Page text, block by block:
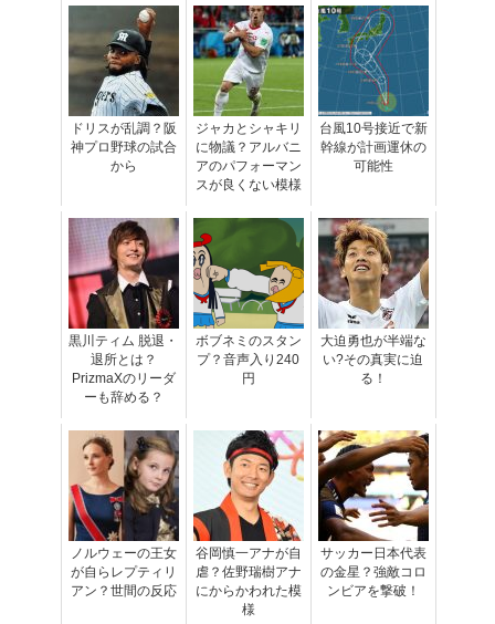
ドリスが乱調？阪
神プロ野球の試合
から
ジャカとシャキリ
に物議？アルバニ
アのパフォーマン
スが良くない模様
台風10号接近で新
幹線が計画運休の
可能性
黒川ティム 脱退・
退所とは？
PrizmaXのリーダ
ーも辞める？
ボブネミのスタン
プ？音声入り240
円
大迫勇也が半端な
い?その真実に迫
る！
ノルウェーの王女
が自らレプティリ
アン？世間の反応
谷岡慎一アナが自
虐？佐野瑞樹アナ
にからかわれた模
様
サッカー日本代表
の金星？強敵コロ
ンビアを撃破！